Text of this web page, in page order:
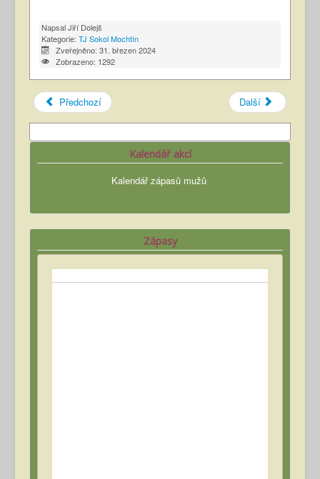
NapsalJiří Dolejš
Kategorie: TJ Sokol Mochtín
Zveřejněno: 31. březen 2024
Zobrazeno: 1292
Předchozí Další
Kalendář akcí
Kalendář zápasů mužů
Zápasy